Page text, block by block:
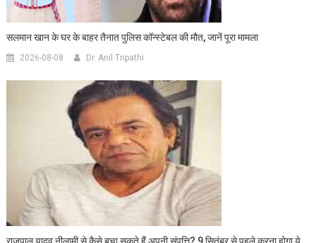
सलमान खान के घर के बाहर तैनात पुलिस कॉन्स्टेबल की मौत, जानें पूरा मामला
2026-08-08 Dr. Anil Tripathi